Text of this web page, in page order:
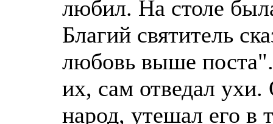
любил. На столе
Благий святитель
любовь выше
их, сам отведал
народ, утешал его в